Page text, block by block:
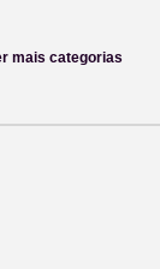
mais categorias